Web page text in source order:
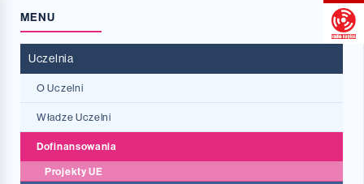
MENU
Uczelnia
O Uczelni
KANS w JG
Historia
Zasłużeni w KANS
Władze Uczelni
Dofinansowania
Projekty UE